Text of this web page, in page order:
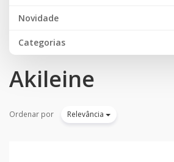
Novidade
Categorias
Akileine
Ordenar por Relevância